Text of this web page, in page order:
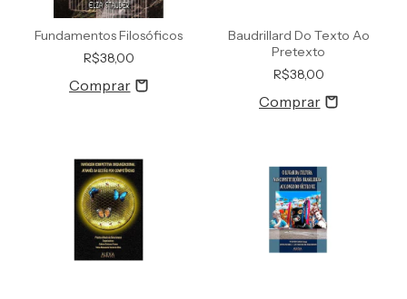
Fundamentos Filosóficos
R$38,00
Baudrillard Do Texto Ao
Pretexto
R$38,00